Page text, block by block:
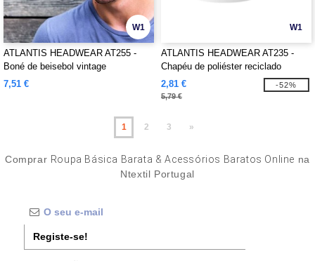
W1
ATLANTIS HEADWEAR AT255 -
Boné de beisebol vintage
7,51 €
W1
ATLANTIS HEADWEAR AT235 -
Chapéu de poliéster reciclado
2,81 €
5,79 €
-52%
1 2 3 »
Comprar Roupa Básica Barata & Acessórios Baratos Online na
Ntextil Portugal
Registe-se!